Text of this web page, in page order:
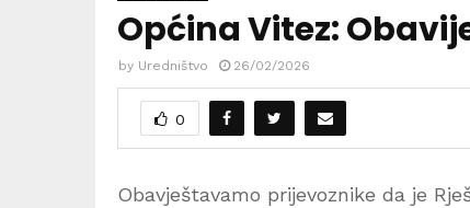
Općina Vitez:
by Uredništvo 26/02/2026
0
Obavještavamo prijevoznike da je